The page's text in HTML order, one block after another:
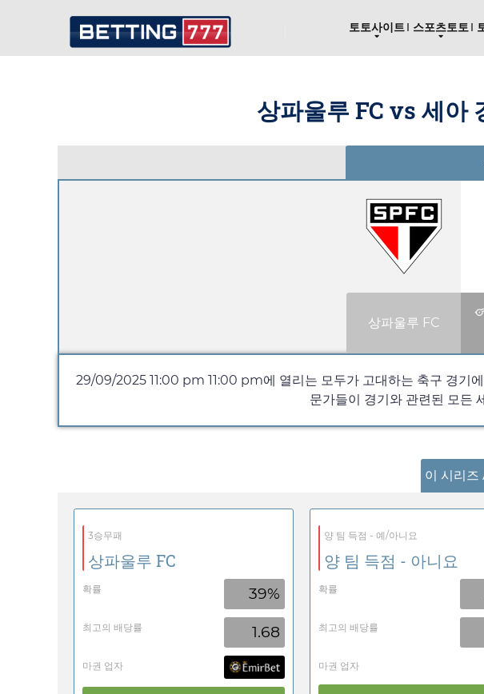
토토사이트 스포츠토토
상파울루 FC vs 세아
상파울루 FC
29/09/2025 11:00 pm 11:00 pm에 열리는 모두가 고대하는 축구 경기
문가들이 경기와 관련된 모든
이 시리즈
3승무패
상파울루 FC
확률 39%
최고의 배당률 1.68
마권 업자
양 팀 득점 - 예/아니요
양 팀 득점 - 아니요
확률
최고의 배당률
마권 업자